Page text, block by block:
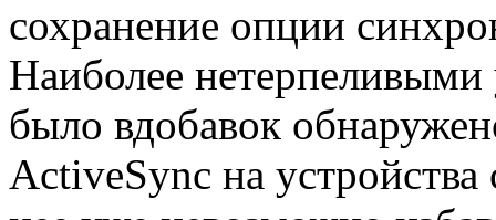
сохранение опции
Наиболее
было вдобавок
ActiveSync на